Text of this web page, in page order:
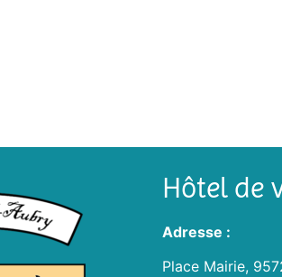
Hôtel de
Adresse :
Place Mairie,